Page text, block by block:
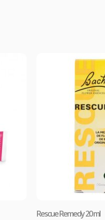
Rescue Remedy 20 ml